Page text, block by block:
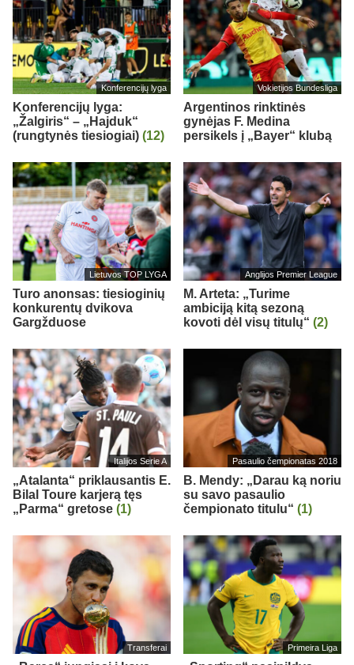
Konferencijų lyga
Konferencijų lyga:
„Žalgiris“ – „Hajduk“
(rungtynės tiesiogiai) (12)
Vokietijos Bundesliga
Argentinos rinktinės
gynėjas F. Medina
persikels į „Bayer“ klubą
Lietuvos TOP LYGA
Turo anonsas: tiesioginių
konkurentų dvikova
Gargžduose
Anglijos Premier League
M. Arteta: „Turime
ambiciją kitą sezoną
kovoti dėl visų titulų“ (2)
Italijos Serie A
„Atalanta“ priklausantis E.
Bilal Toure karjerą tęs
„Parma“ gretose (1)
Pasaulio čempionatas 2018
B. Mendy: „Darau ką noriu
su savo pasaulio
čempionato titulu“ (1)
Transferai Primeira Liga